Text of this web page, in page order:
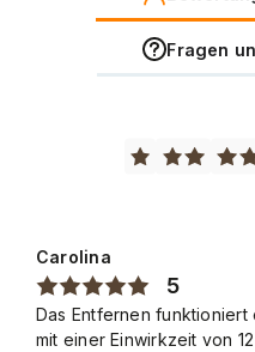
Fragen
Carolina
5
Das Entfernen funktioniert
mit einer Einwirkzeit von